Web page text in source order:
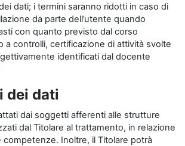
dati; i termini saranno ridotti in caso di
da parte dell’utente quando
con quanto previsto dal corso
a controlli, certificazione di attività svolte
identificati dal docente
dei dati
dai soggetti afferenti alle strutture
dal Titolare al trattamento, in relazione
competenze. Inoltre, il Titolare potrà